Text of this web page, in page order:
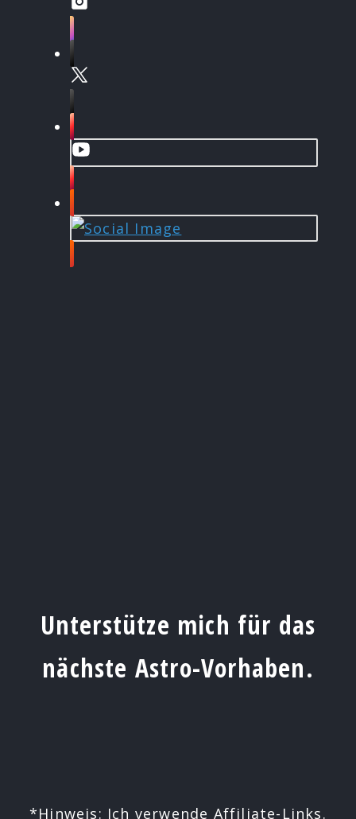
Unterstütze mich für das
nächste Astro-Vorhaben.
*Hinweis: Ich verwende Affiliate-Links.